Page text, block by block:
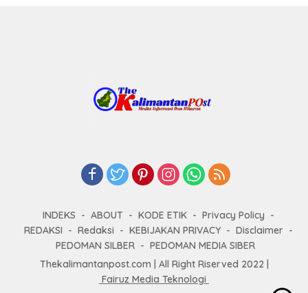
INDEKS ABOUT KODE ETIK
Privacy Policy
REDAKSI
Redaksi KEBIJAKAN PRIVACY
Disclaimer
PEDOMAN SILBER
PEDOMAN MEDIA SIBER
Thekalimantanpost.com | All Right Riserved 2022 |
Fairuz Media Teknologi